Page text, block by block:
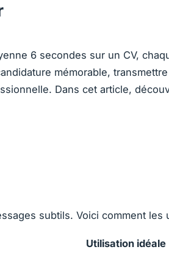
6 secondes sur un CV,
mémorable,
Dans cet article,
subtils. Voici comment
Utilisation idéale